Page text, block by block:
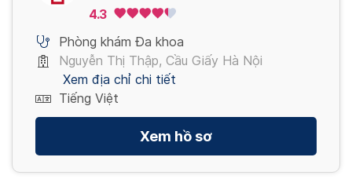
Xét nghiệm PCR Covid-19 (mẫu gộp 8 ~ 10)
300,000 VND/ người
KHÁM SỨC KHỎE HẬU COVID-19
Gói khám sức khỏe hậu Covid-19
4.3
Phòng khám Đa khoa
Nguyễn Thị Thập, Cầu Giấy Hà Nội
Xem địa chỉ chi tiết
Tiếng Việt
Xem hồ sơ